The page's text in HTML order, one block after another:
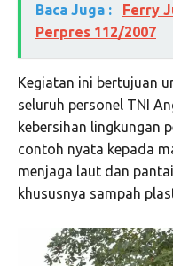
Baca Juga :
Ferry
Perpres 112/2007
Kegiatan ini bertujuan
seluruh personel TNI
kebersihan lingkungan
contoh nyata kepada
menjaga laut dan
khususnya sampah